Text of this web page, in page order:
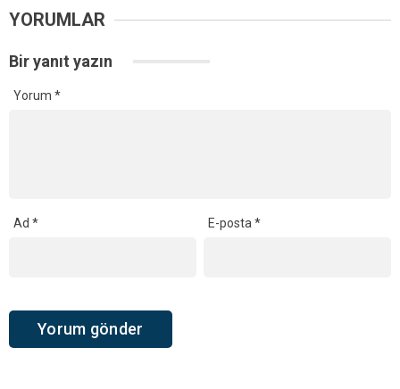
YORUMLAR
Bir yanıt yazın
Yorum *
Ad * E-posta*